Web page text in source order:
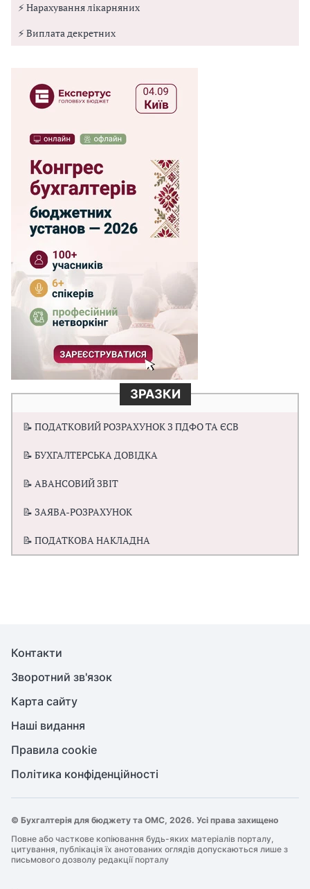
⚡ Нарахування лікарняних
⚡ Виплата декретних
ЗРАЗКИ
📝 ПОДАТКОВИЙ РОЗРАХУНОК З ПДФО ТА ЄСВ
📝 БУХГАЛТЕРСЬКА ДОВІДКА
📝 АВАНСОВИЙ ЗВІТ
📝 ЗАЯВА-РОЗРАХУНОК
📝 ПОДАТКОВА НАКЛАДНА
Контакти
Зворотний зв'язок
Карта сайту
Наші видання
Правила cookie
Політика конфіденційності
© Бухгалтерія для бюджету та ОМС, 2026. Усі права захищено
Повне або часткове копіювання будь-яких матеріалів порталу,
цитування, публікація їх анотованих оглядів допускаються лише з
письмового дозволу редакції порталу